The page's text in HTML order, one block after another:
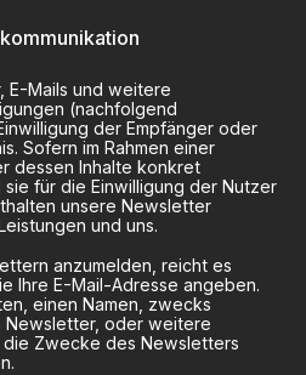
E-Mails und weitere
(nachfolgend
der Empfänger oder
Sofern im Rahmen einer
dessen Inhalte konkret
für die Einwilligung der Nutzer
unsere Newsletter
und uns.
anzumelden, reicht es
Ihre E-Mail-Adresse angeben.
einen Namen, zwecks
Newsletter, oder weitere
Zwecke des Newsletters